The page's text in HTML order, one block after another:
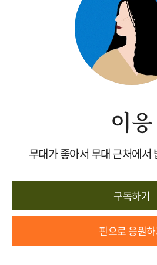
이응
무대가 좋아서 무대 근처에서
구독하기
핀으로 응원